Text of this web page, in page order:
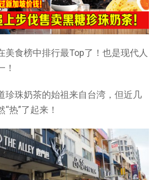
美食榜中排行最Top了！也是现代人
！
珍珠奶茶的始祖来自台湾，但近几
热”了起来！